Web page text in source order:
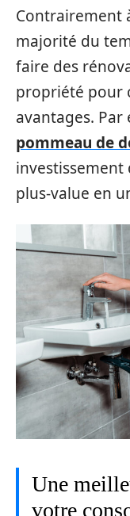
Contrairement
majorité du
faire des
propriété pour
avantages. Par
pommeau de
plus-value en
Une
votre